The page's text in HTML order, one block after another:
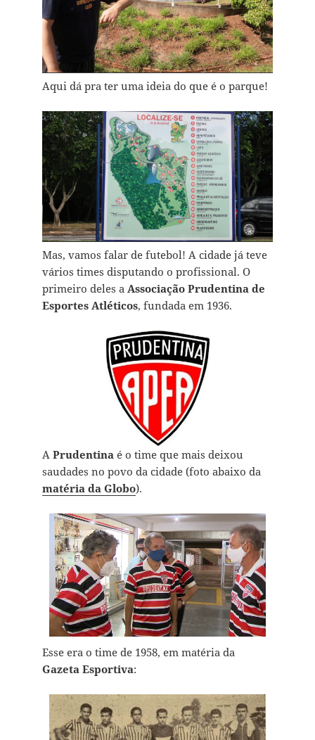
Aqui dá pra ter uma ideia do que é o parque!
Mas, vamos falar de futebol! A cidade já teve
vários times disputando o profissional. O
primeiro deles a Associação Prudentina de
Esportes Atléticos, fundada em 1936.
A Prudentinaé o time que mais deixou
saudades no povo da cidade (foto abaixo da
matéria da Globo).
Esse era o time de 1958, em matéria da
Gazeta Esportiva: